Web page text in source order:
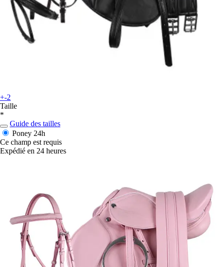
+-2
Taille
*
Guide des tailles
Poney 24h
Ce champ est requis
Expédié en 24 heures